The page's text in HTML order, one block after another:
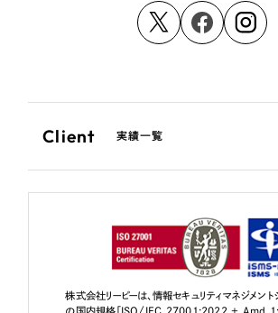
Client 実績一覧
株式会社リーピーは、情報セキュリティマネジメント
の国内規格「ISO/IEC 27001:2022 + Amd